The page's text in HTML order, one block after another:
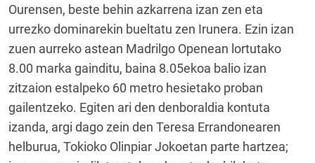
Ourensen, beste behin azkarrena izan zen eta
urrezko dominarekin bueltatu zen Irunera. Ezin izan
zuen aurreko astean Madrilgo Openean lortutako
8.00 marka gainditu, baina 8.05ekoa balio izan
zitzaion estalpeko 60 metro hesietako proban
gailentzeko. Egiten ari den denboraldia kontuta
izanda, argi dago zein den Teresa Errandonearen
helburua, Tokioko Olinpiar Jokoetan parte hartzea;